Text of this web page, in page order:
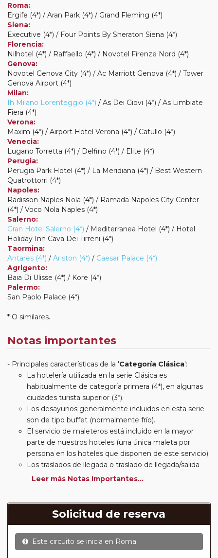
Roma:
Ergife (4*) / Aran Park (4*) / Grand Fleming (4*)
Siena:
Executive (4*) / Four Points By Sheraton Siena (4*)
Florencia:
Nilhotel (4*) / Raffaello (4*) / Novotel Firenze Nord (4*)
Genova:
Novotel Genova City (4*) / Ac Marriott Genova (4*) / Tower
Genova Airport (4*)
Milan:
Ih Milano Lorenteggio (4*) / As Dei Giovi (4*) / As Limbiate
Fiera (4*)
Verona:
Maxim (4*) / Airport Hotel Verona (4*) / Catullo (4*)
Venecia:
Lugano Torretta (4*) / Delfino (4*) / Elite (4*)
Perugia:
Perugia Park Hotel (4*) / La Meridiana (4*) / Best Western
Quatrottorri (4*)
Napoles:
Radisson Naples Nola (4*) / Ramada Napoles City Center
(4*) / Voco Nola Naples (4*)
Salerno:
Gran Hotel Salerno (4*) / Mediterranea Hotel (4*) / Hotel
Holiday Inn Cava Dei Tirreni (4*)
Taormina:
Antares (4*) / Ariston (4*) / Caesar Palace (4*)
Agrigento:
Baia Di Ulisse (4*) / Kore (4*)
Palermo:
San Paolo Palace (4*)
* O similares.
Notas importantes
Principales características de la 'Categoría Clásica':
La hotelería utilizada en la serie Clásica es
habitualmente de categoría primera (4*), en algunas
ciudades turista superior (3*).
Los desayunos generalmente incluidos en esta serie
son de tipo buffet (normalmente frío).
El servicio de maleteros está incluido en la mayor
parte de nuestros hoteles (una única maleta por
persona en los hoteles que disponen de este servicio).
Los traslados de llegada o traslado de llegada/salida
estarán incluidos según itinerario.
suplemento de media pensión (incluirá un número de
almuerzos o cenas señalado en su itinerario).
En muchos itinerarios le incluimos algunas cenas. En
circuitos clásicos Europeos normalmente las entradas
Leer más Notas Importantes...
Solicitud de reserva
Este circuito se inicia en Roma